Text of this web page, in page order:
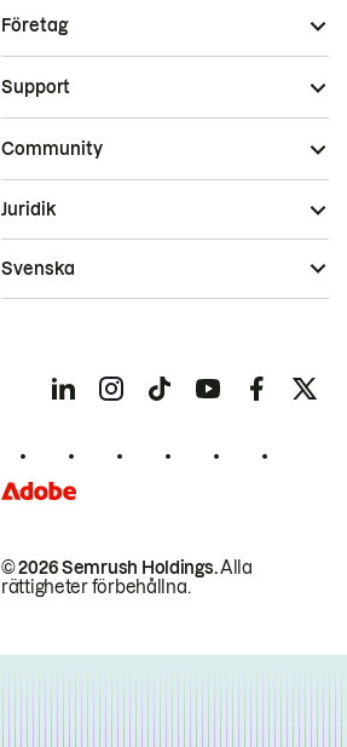
Företag
Support
Community
© 2026 Semrush Holdings.Alla
rättigheter förbehållna.
Juridik
Svenska